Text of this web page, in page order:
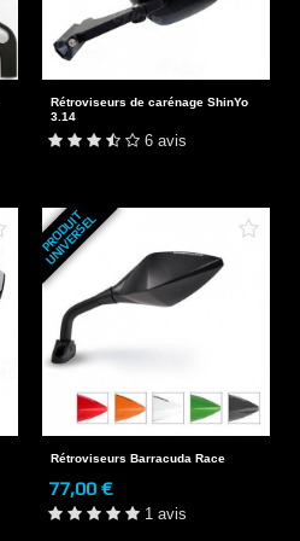
Rétroviseurs de carénage ShinYo
3.14
6 avis
P
R
O
D
U
I
T
U
N
I
V
E
R
S
E
L
Rétroviseurs Barracuda Race
77,00 €
1 avis